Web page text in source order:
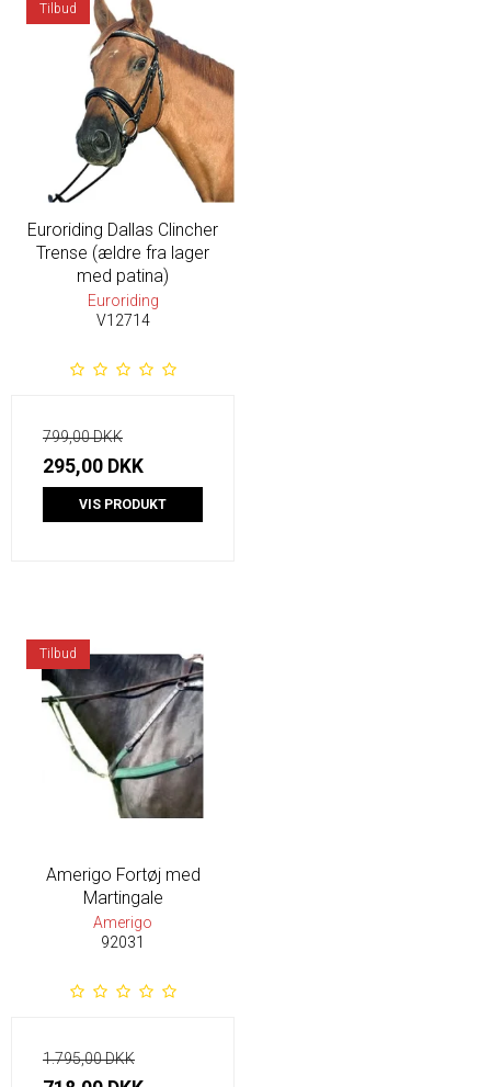
Tilbud
Euroriding Dallas Clincher
Trense (ældre fra lager
med patina)
Euroriding
V12714
799,00 DKK
295,00 DKK
VIS PRODUKT
Tilbud
Amerigo Fortøj med
Martingale
Amerigo
92031
1.795,00 DKK